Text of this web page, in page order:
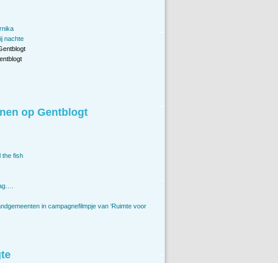
nachte
op Gentblogt
the fish
in campagnefilmpje van ‘Ruimte voor